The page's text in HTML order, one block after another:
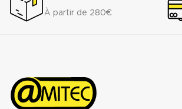
À partir de 280€